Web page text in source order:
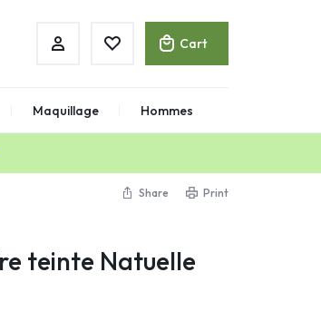
Cart
Maquillage Hommes
Share Print
teinte Natuelle